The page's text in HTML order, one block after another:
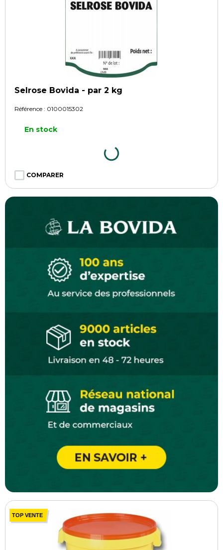
Selrose Bovida - par 2 kg
Référence : 0100015302
En stock
COMPARER
TOP VENTE